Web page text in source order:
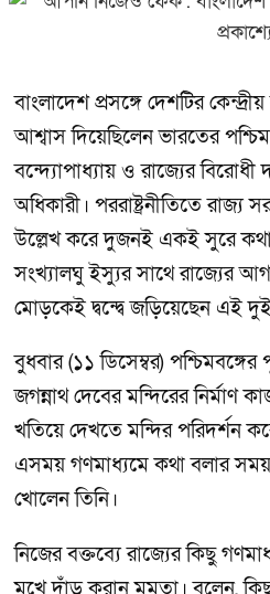
বাংলাদেশ প্রসঙ্গে দেশটির
আশ্বাস দিয়েছিলেন ভারতের
বন্দ্যোপাধ্যায় ও রাজ্যের বিরোধী
অধিকারী। পররাষ্ট্রনীতিতে রাজ্য
উল্লেখ করে দুজনই একই সুরে
সংখ্যালঘু ইস্যুর সাথে রাজ্যের
মোড়কেই দ্বন্দ্বে জড়িয়েছেন এই
বুধবার (১১ ডিসেম্বর)
জগন্নাথ দেবের মন্দিরের নির্মাণ
খতিয়ে দেখতে মন্দির পরিদর্শন
এসময় গণমাধ্যমে কথা বলার সময়
খোলেন তিনি।
নিজের বক্তব্যে রাজ্যের কিছু